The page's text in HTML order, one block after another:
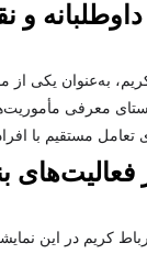
و
به‌عنوان یکی
مستقیم با
کریم در این